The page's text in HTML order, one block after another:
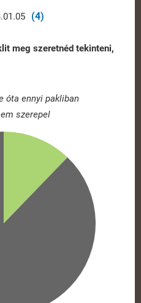
(4)
meg szeretnéd tekinteni,
óta ennyi pakliban
szerepel